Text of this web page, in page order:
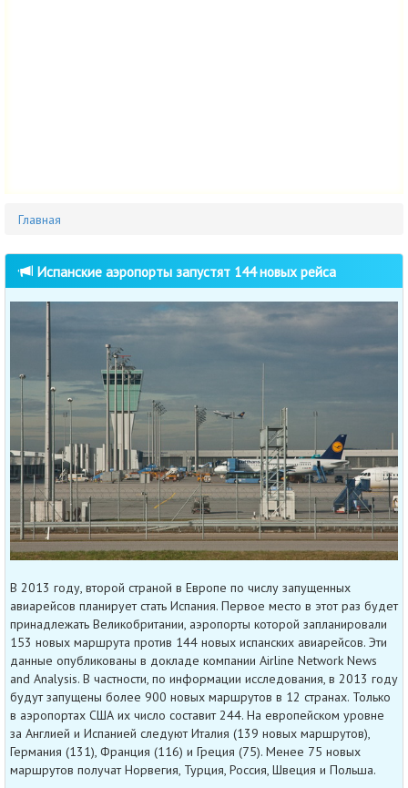
Главная
Испанские аэропорты запустят 144 новых рейса
В 2013 году, второй страной в Европе по числу запущенных
авиарейсов планирует стать Испания. Первое место в этот раз будет
принадлежать Великобритании, аэропорты которой запланировали
153 новых маршрута против 144 новых испанских авиарейсов. Эти
данные опубликованы в докладе компании Airline Network News
and Analysis. В частности, по информации исследования, в 2013 году
будут запущены более 900 новых маршрутов в 12 странах. Только
в аэропортах США их число составит 244. На европейском уровне
за Англией и Испанией следуют Италия (139 новых маршрутов),
Германия (131), Франция (116) и Греция (75). Менее 75 новых
маршрутов получат Норвегия, Турция, Россия, Швеция и Польша.